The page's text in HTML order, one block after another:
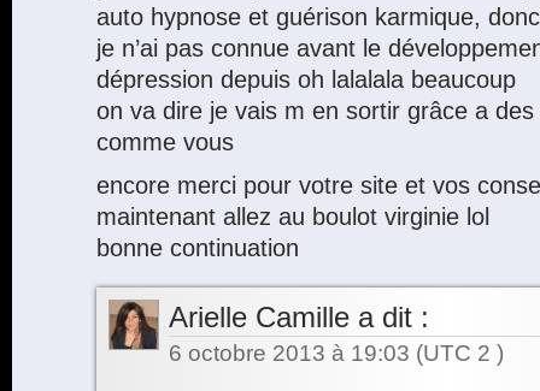
auto hypnose et guérison karmique,
je n’ai pas connue avant le
dépression depuis oh lalalala beaucoup
on va dire je vais m en sortir grâce a
comme vous
encore merci pour votre site et vos
maintenant allez au boulot virginie lol
bonne continuation
Arielle Camille a dit :
6 octobre 2013 à 19:03 (UTC 2 )